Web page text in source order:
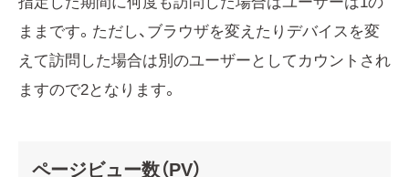
ままです。ただし、ブラウザを変えたりデバイスを変
えて訪問した場合は別のユーザーとしてカウントされ
ますので2となります。
ページビュー数（PV）